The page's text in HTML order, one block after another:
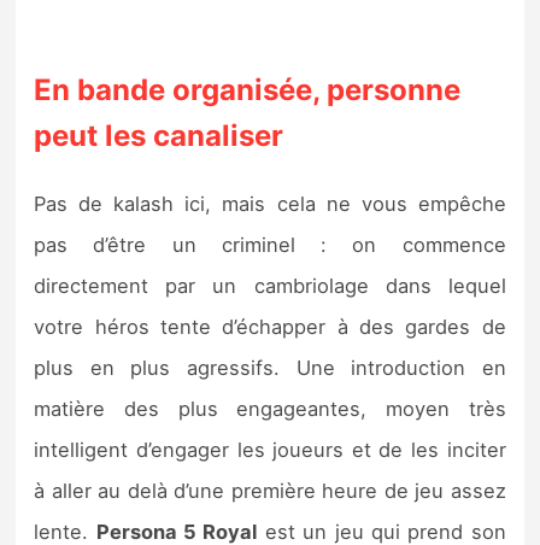
En bande organisée, personne
peut les canaliser
Pas de kalash ici, mais cela ne vous empêche
pas d’être un criminel : on commence
directement par un cambriolage dans lequel
votre héros tente d’échapper à des gardes de
plus en plus agressifs. Une introduction en
matière des plus engageantes, moyen très
intelligent d’engager les joueurs et de les inciter
à aller au delà d’une première heure de jeu assez
lente. Persona 5 Royal est un jeu qui prend son